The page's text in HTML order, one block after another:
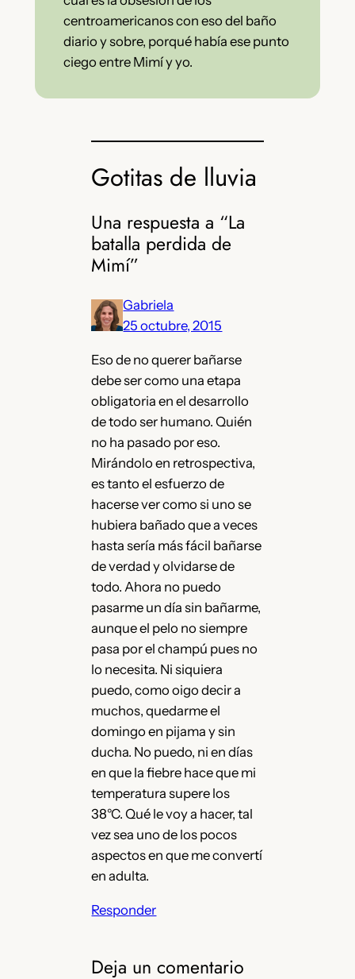
centroamericanos con eso del baño
diario y sobre, porqué había ese punto
ciego entre Mimí y yo.
Gotitas de lluvia
Una respuesta a “La
batalla perdida de
Mimí”
Gabriela
25 octubre, 2015
Eso de no querer bañarse
debe ser como una etapa
obligatoria en el desarrollo
de todo ser humano. Quién
no ha pasado por eso.
Mirándolo en retrospectiva,
es tanto el esfuerzo de
hacerse ver como si uno se
hubiera bañado que a veces
hasta sería más fácil bañarse
de verdad y olvidarse de
todo. Ahora no puedo
pasarme un día sin bañarme,
aunque el pelo no siempre
pasa por el champú pues no
lo necesita. Ni siquiera
puedo, como oigo decir a
muchos, quedarme el
domingo en pijama y sin
ducha. No puedo, ni en días
en que la fiebre hace que mi
temperatura supere los
38°C. Qué le voy a hacer, tal
vez sea uno de los pocos
aspectos en que me convertí
en adulta.
Responder
Deja un comentario